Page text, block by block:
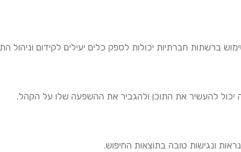
ברשתות חברתיות יכולות לספק כלים יעילים לקידום וניהול
יכול להעשיר את התוכן ולהגביר את ההשפעה שלו על הקהל.
ונגישות טובה בתוצאות החיפוש.